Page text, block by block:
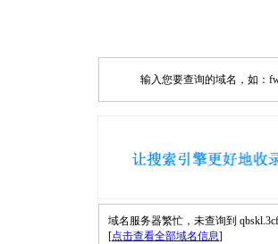
输入您要查询的域名，如：
域名服务器繁忙，未查询到
[点击查看全部域名信息]